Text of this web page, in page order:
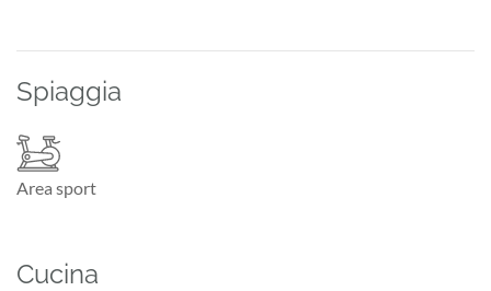
Spiaggia
Area sport
Cucina